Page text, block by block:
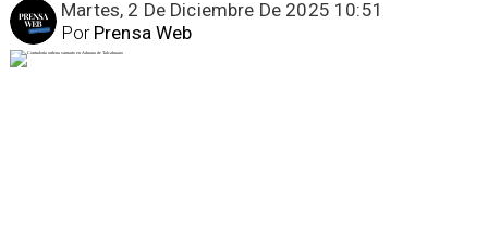
Martes, 2 De Diciembre De 2025 10:51
Prensa Web
Por